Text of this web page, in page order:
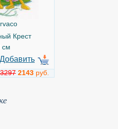
Крест
см
Добавить
3297 2143 руб.